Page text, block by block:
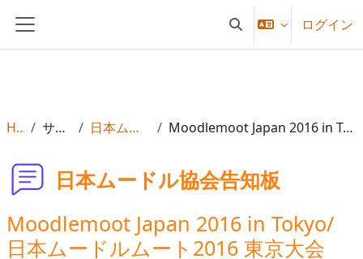
サイドパネル 検索入力に切り替える
ログイン
Home サイトページ 日本ムードル協会告知板 Moodlemoot Japan 2016 in Tokyo/ 日本ムードルムート2016 東京大会
日本ムードル協会告知板
Moodlemoot Japan 2016 in Tokyo/
日本ムードルムート2016 東京大会